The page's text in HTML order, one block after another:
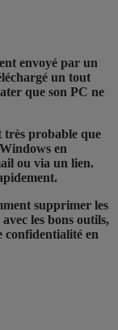
envoyé par un
un tout
que son PC ne
très probable que
en
ou via un lien.
supprimer les
les bons outils,
confidentialité en